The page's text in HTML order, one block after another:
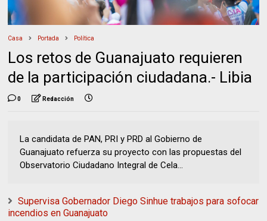
Casa Portada Política
Los retos de Guanajuato requieren
de la participación ciudadana.- Libia
0 Redacción
La candidata de PAN, PRI y PRD al Gobierno de
Guanajuato refuerza su proyecto con las propuestas del
Observatorio Ciudadano Integral de Cela...
Supervisa Gobernador Diego Sinhue trabajos para sofocar
incendios en Guanajuato